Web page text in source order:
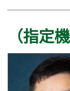
（指定